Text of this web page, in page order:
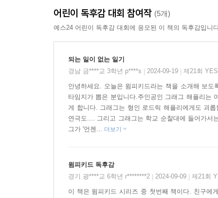
7천만 부 판매라는 전례 없는 대기록을 수립했고
할 책 100' '세계에서 가장 많은 인세를 벌어들인
시리즈 첫 번째 책, 그레그에게는 무슨 일이 있었을
『윔피 키드 ① 학교생활 일기』에서 중학생 소
지금은 하루에 두 번은 면도를 해야 할 것 같은
것입니다. 그래서 그레그는 학생 선거에 나가
연재하는 등 온갖 노력을 합니다. 과연 그레그는
전 세계를 사로잡은 매력의 정체는?
어디엔가 있을 것 같은, 꼭 나 같은 친구의 일기장!
어린이 독후감 대회 참여작 (5개)
예스24 어린이 독후감 대회에 응모된 이 책의 독후감입니
되는 일이 없는 일기
경남 금****교 3학년 p****s
2024-09-19 제21회
안녕하세요. 오늘은 윔피키드라는 책을 소개해 보
타임지가 뽑은 분입니다.주인공인 그래그 해플리는
게 합니다. 그래그는 형인 로드릭 해플리에게도 괴
연극도.... 그리고 그래그는 학교 순찰대에 들어가
그가 '언젠... 더보기
윔피키드 독후감
경기 광****교 6학년 r********2
2024-09-09 제21회
이 책은 윔피키드 시리즈 중 첫번째 책이다. 친구에